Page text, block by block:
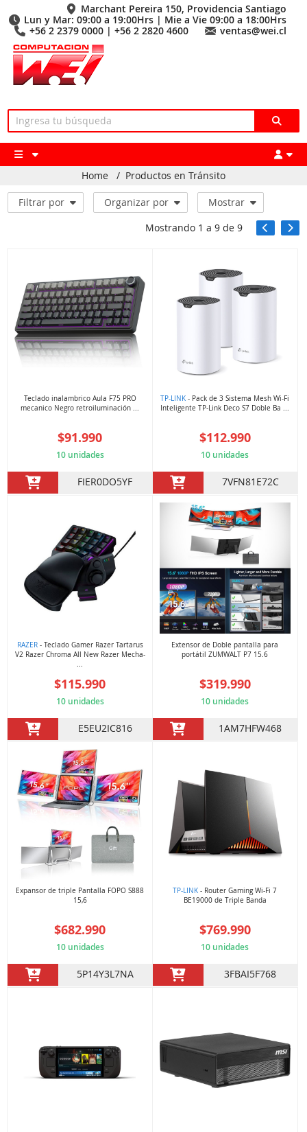
Marchant Pereira 150, Providencia Santiago
Lun y Mar: 09:00 a 19:00Hrs | Mie a Vie 09:00 a 18:00Hrs
+56 2 2379 0000 | +56 2 2820 4600
ventas@wei.cl
Home / Productos en Tránsito
Filtrar por Organizar por
Mostrar
Mostrando 1 a 9de 9
Teclado inalambrico Aula F75 PRO
mecanico Negro retroiluminación ...
$91.990
10 unidades
FIER0DO5YF
TP-LINK - Pack de 3 Sistema Mesh Wi-Fi
Inteligente TP-Link Deco S7 Doble Ba ...
$112.990
10 unidades
7VFN81E72C
RAZER- Teclado Gamer Razer Tartarus
V2 Razer Chroma All New Razer Mecha-
$115.990
10 unidades
E5EU2IC816
Extensor de Doble pantalla para
portátil ZUMWALT P7 15.6
$319.990
10 unidades
1AM7HFW468
Expansor de triple Pantalla FOPO S888
15,6
$682.990
10 unidades
5P14Y3L7NA
TP-LINK - Router Gaming Wi-Fi 7
BE19000 de Triple Banda
$769.990
10 unidades
3FBAI5F768